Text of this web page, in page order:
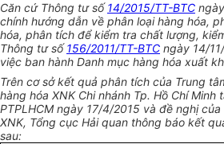
Căn cứ Thông tư số14/2015/TT-BTC
chính hướng dẫn về phân loại hàng hóa,
hóa, phân tích để kiểm tra chất lượng,
Thông tư số156/2011/TT-BTC ngày 14/
việc ban hành Danh mục hàng hóa xuất
Trên cơ sở kết quả phân tích của Trung
hàng hóa XNK Chi nhánh Tp. Hồ Chí
PTPLHCM ngày 17/4/2015 và đề nghị
XNK, Tổng cục Hải quan thông báo kết
sau: